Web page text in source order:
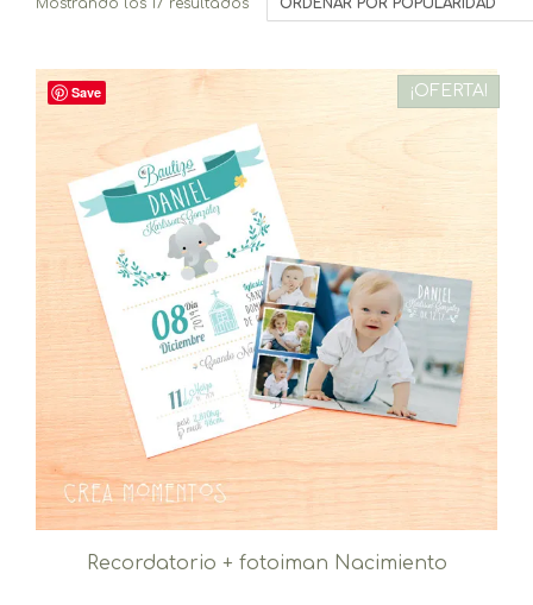
Mostrando los 17 resultados
por
Save ¡OFERTA!
Recordatorio + fotoiman Nacimiento